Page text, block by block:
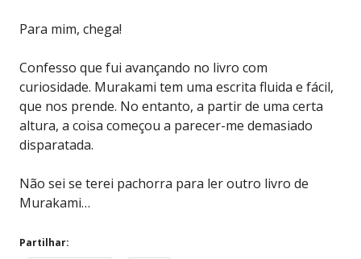
Para mim, chega!
Confesso que fui avançando no livro com
curiosidade. Murakami tem uma escrita fluida e fácil,
que nos prende. No entanto, a partir de uma certa
altura, a coisa começou a parecer-me demasiado
disparatada.
Não sei se terei pachorra para ler outro livro de
Murakami…
Partilhar: